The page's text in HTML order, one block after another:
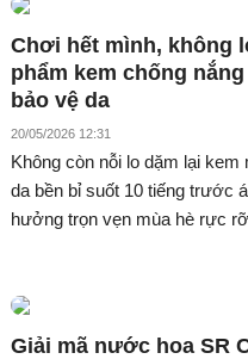
Chơi hết mình, không
phẩm kem chống
bảo vệ da
20/05/2026 12:31
Không còn nỗi lo dặm lại
da bền bỉ suốt 10 tiếng trước
hưởng trọn vẹn mùa hè rực
Giải mã nước hoa SR